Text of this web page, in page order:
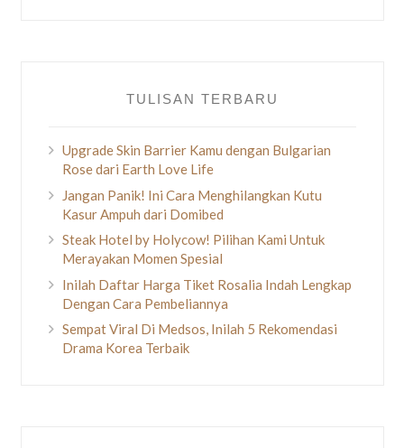
TULISAN TERBARU
Upgrade Skin Barrier Kamu dengan Bulgarian
Rose dari Earth Love Life
Jangan Panik! Ini Cara Menghilangkan Kutu
Kasur Ampuh dari Domibed
Steak Hotel by Holycow! Pilihan Kami Untuk
Merayakan Momen Spesial
Inilah Daftar Harga Tiket Rosalia Indah Lengkap
Dengan Cara Pembeliannya
Sempat Viral Di Medsos, Inilah 5 Rekomendasi
Drama Korea Terbaik